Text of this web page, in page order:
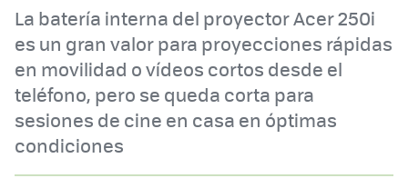
La batería interna del proyector Acer 250i
es un gran valor para proyecciones rápidas
en movilidad o vídeos cortos desde el
teléfono, pero se queda corta para
sesiones de cine en casa en óptimas
condiciones